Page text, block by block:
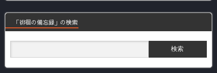
「徘徊の備忘録」の検索